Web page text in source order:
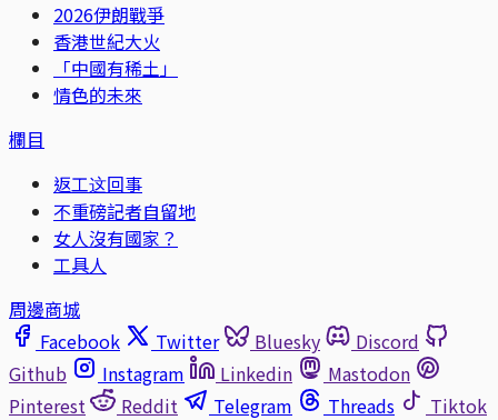
2026伊朗戰爭
香港世紀大火
「中國有稀土」
情色的未來
欄目
返工这回事
不重磅記者自留地
女人沒有國家？
工具人
周邊商城
Facebook
Twitter Bluesky
Discord
Github
Instagram Linkedin
Mastodon
Pinterest
Reddit Telegram Threads
Tiktok